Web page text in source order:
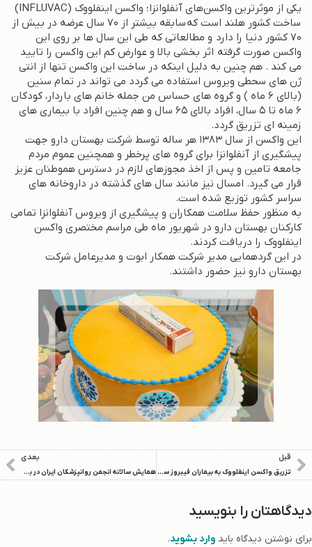
یکی از موثرترین واکسن‌های آنفلوانزا؛ واکسن اینفلووک (INFLUVAC)
ساخت کشور هلند است که سابقه بیشتر از 70 سال عرضه در بیش از
70 کشور دنیا را دارد و مطالعاتی که طی این سال ها بر روی این
واکسن صورت گرفته اثر بخشی بالا و عوارض کم این واکسن را تایید
می کند . هم چنین به دلیل اینکه در ساخت این واکسن تنها از انتی
ژن های سحطی ویروس استفاده می گردد می تواند در تمام سنین
(بالای 6 ماه ) و گروه های حساس من جمله خانم های باردار، کودکان
6 ماه تا 5 سال، افراد بالای 65 سال و هم چنین افراد با بیماری های
زمینه ای تزریق گردد.
این واکسن از سال 1383 هر ساله توسط شرکت بهستان دارو جهت
پیشگیری از آنفلوانزا برای گروه های پرخطر و همچنین عموم مردم
جامعه تامین و پس از اخذ مجوزهای لازم در دسترس هموطنان عزیز
قرار می گیرد. امسال نیز مانند سال های گذشته در داروخانه های
سراسر کشور توزیع شده است.
به منظور حفظ سلامت همکاران و پیشگیری از ویروس آنفلوانزا تمامی
کارکنان بهستان دارو در شهریور ماه طی مراسم مختصری واکسن
اینفلووک را دریافت کردند.
در این گردهمایی مدیر شرکت همکار ابوت و مدیرعامل شرکت
بهستان دارو نیز حضور داشتند.
قبل
تزریق واکسن اینفلووک به بیماران فیبروز سیستیک (CF) برای پیشگیری از ویروس آنفولانزا توسط بهستان‌دارو
بعدی
همایش سالانه انجمن روانپزشکان ایران در بیمارستان میلاد برگزار شد
دیدگاهتان را بنویسید
برای نوشتن دیدگاه باید وارد بشوید.